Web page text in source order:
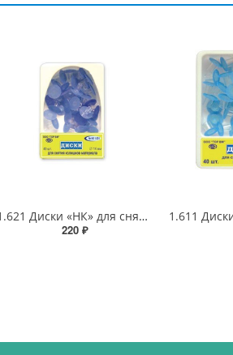
1.621 Диски «НК» для снятия излишков материала 12 мм (пластиковая втулка)
220 ₽